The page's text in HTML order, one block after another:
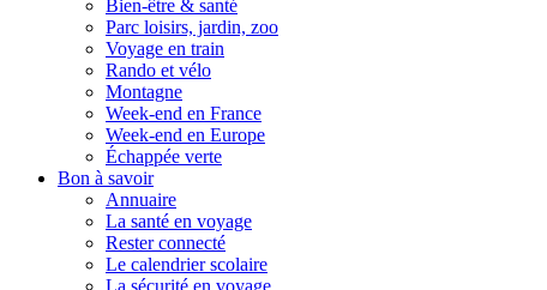
Bien-être & santé
Parc loisirs, jardin, zoo
Voyage en train
Rando et vélo
Montagne
Week-end en France
Week-end en Europe
Échappée verte
Bon à savoir
Annuaire
La santé en voyage
Rester connecté
Le calendrier scolaire
La sécurité en voyage